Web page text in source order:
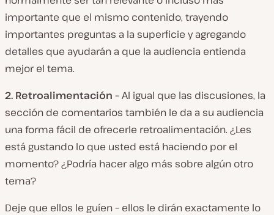
importante que el mismo contenido, trayendo
importantes preguntas a la superficie y agregando
detalles que ayudarán a que la audiencia entienda
mejor el tema.
2. Retroalimentación –Al igual que las discusiones, la
sección de comentarios también le da a su audiencia
una forma fácil de ofrecerle retroalimentación. ¿Les
está gustando lo que usted está haciendo por el
momento? ¿Podría hacer algo más sobre algún otro
tema?
Deje que ellos le guíen – ellos le dirán exactamente lo